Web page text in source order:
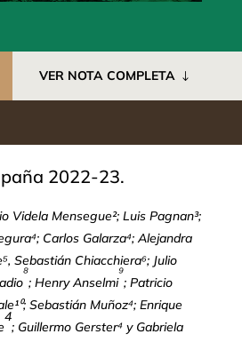
VER NOTA COMPLETA
2022-23.
Videla Mensegue²; Luis Pagnan³;
Carlos Galarza⁴; Alejandra
Sebastián Chiacchiera⁶; Julio
⁸
; Henry Anselmi
⁹
; Patricio
Sebastián Muñoz⁴; Enrique
4
; Guillermo Gerster⁴ y Gabriela